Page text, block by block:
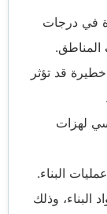
في درجات
قد تؤثر
لهزات
البناء.
البناء، وذلك